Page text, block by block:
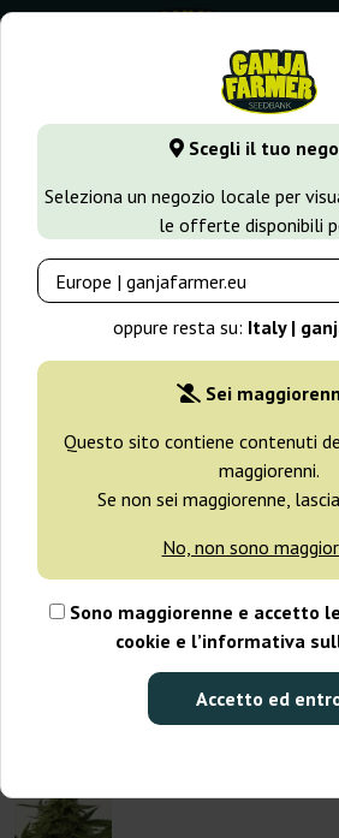
Scegli il tuo
Seleziona un negozio locale per
le offerte disponibili
oppure resta su: Italy |
Sei
Questo sito contiene contenuti
maggiorenni.
Se non sei maggiorenne,
No, non sono
Sono maggiorenne e accetto
cookie e l’informativa
Accetto ed
GanjaFarmer.it Varietà di Cannabis